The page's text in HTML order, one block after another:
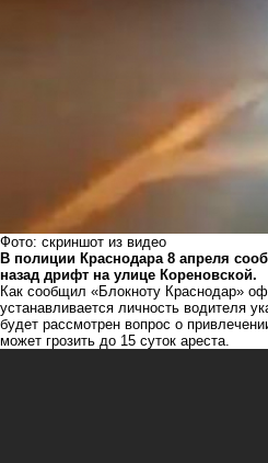
Фото: скриншот из видео
В полиции Краснодара 8 апреля
назад дрифт на улице Кореновской.
Как сообщил «Блокноту Краснодар»
устанавливается личность водителя
будет рассмотрен вопрос о
может грозить до 15 суток ареста.